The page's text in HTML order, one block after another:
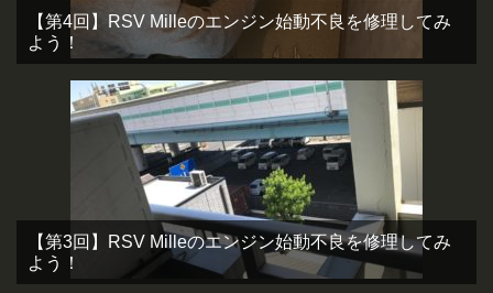
【第4回】RSV Milleのエンジン始動不良を修理してみ
よう！
【第3回】RSV Milleのエンジン始動不良を修理してみ
よう！